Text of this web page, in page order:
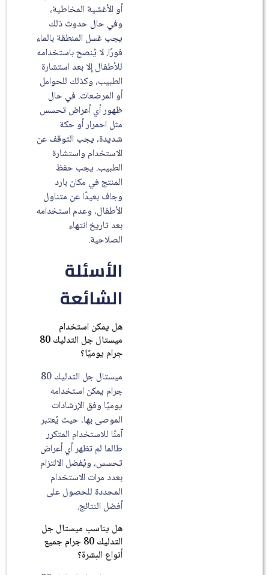
أو الأغشية المخاطية،
وفي حال حدوث ذلك
يجب غسل المنطقة بالماء
فورًا. لا يُنصح باستخدامه
للأطفال إلا بعد استشارة
الطبيب، وكذلك للحوامل
أو المرضعات. في حال
ظهور أي أعراض تحسس
مثل احمرار أو حكة
شديدة، يجب التوقف عن
الاستخدام واستشارة
الطبيب. يجب حفظ
المنتج في مكان بارد
وجاف بعيدًا عن متناول
الأطفال، وعدم استخدامه
بعد تاريخ انتهاء
الصلاحية.
الأسئلة
الشائعة
هل يمكن استخدام
ميستال جل التدليك 80
جرام يوميًا؟
ميستال جل التدليك 80
جرام يمكن استخدامه
يوميًا وفق الإرشادات
الموصى بها، حيث يُعتبر
آمنًا للاستخدام المتكرر
طالما لم تظهر أي أعراض
تحسس، ويُفضل الالتزام
بعدد مرات الاستخدام
المحددة للحصول على
أفضل النتائج.
هل يناسب ميستال جل
التدليك 80 جرام جميع
أنواع البشرة؟